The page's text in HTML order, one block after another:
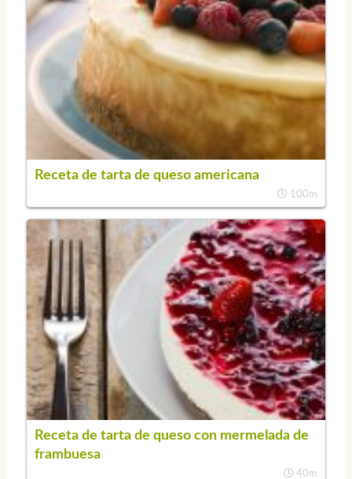
Receta de tarta de queso americana
100m
Receta de tarta de queso con mermelada de
frambuesa
40m